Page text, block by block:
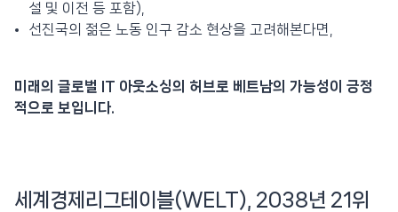
설 및 이전 등 포함),
선진국의 젊은 노동 인구 감소 현상을 고려해본다면,
미래의 글로벌 IT 아웃소싱의 허브로 베트남의 가능성이 긍정
적으로 보입니다.
세계경제리그테이블(WELT), 2038년 21위